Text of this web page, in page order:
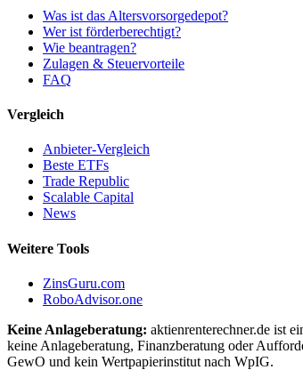
Was ist das Altersvorsorgedepot?
Wer ist förderberechtigt?
Wie beantragen?
Zulagen & Steuervorteile
FAQ
Vergleich
Anbieter-Vergleich
Beste ETFs
Trade Republic
Scalable Capital
News
Weitere Tools
ZinsGuru.com
RoboAdvisor.one
Keine Anlageberatung: aktienrenterechner.de ist
keine Anlageberatung, Finanzberatung oder
GewO und kein Wertpapierinstitut nach WpIG.